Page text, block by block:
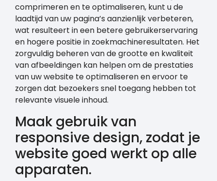
comprimeren en te optimaliseren, kunt u de
laadtijd van uw pagina’s aanzienlijk verbeteren,
wat resulteert in een betere gebruikerservaring
en hogere positie in zoekmachineresultaten. Het
zorgvuldig beheren van de grootte en kwaliteit
van afbeeldingen kan helpen om de prestaties
van uw website te optimaliseren en ervoor te
zorgen dat bezoekers snel toegang hebben tot
relevante visuele inhoud.
Maak gebruik van
responsive design, zodat je
website goed werkt op alle
apparaten.